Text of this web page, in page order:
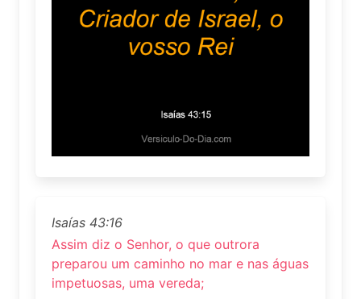
Isaías 43:16
Assim diz o Senhor, o que outrora
preparou um caminho no mar e nas águas
impetuosas, uma vereda;